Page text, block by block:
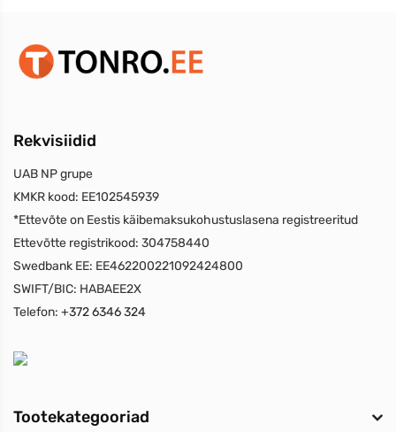
Rekvisiidid
UAB NP grupe
KMKR kood: EE102545939
*Ettevõte on Eestis käibemaksukohustuslasena registreeritud
Ettevõtte registrikood: 304758440
Swedbank EE: EE462200221092424800
SWIFT/BIC: HABAEE2X
Telefon: +372 6346 324
Tootekategooriad